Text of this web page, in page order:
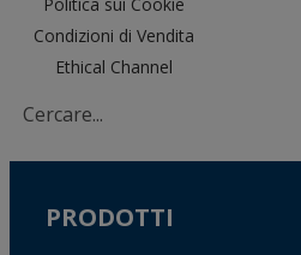
Condizioni di Vendita
Ethical Channel
PRODOTTI